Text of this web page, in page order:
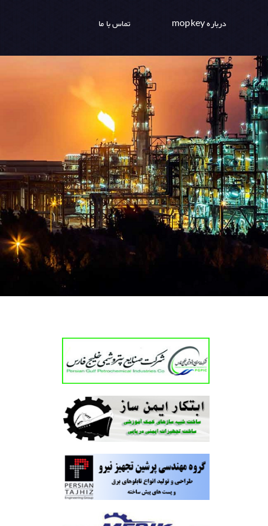
درباره mopkey تماس با ما